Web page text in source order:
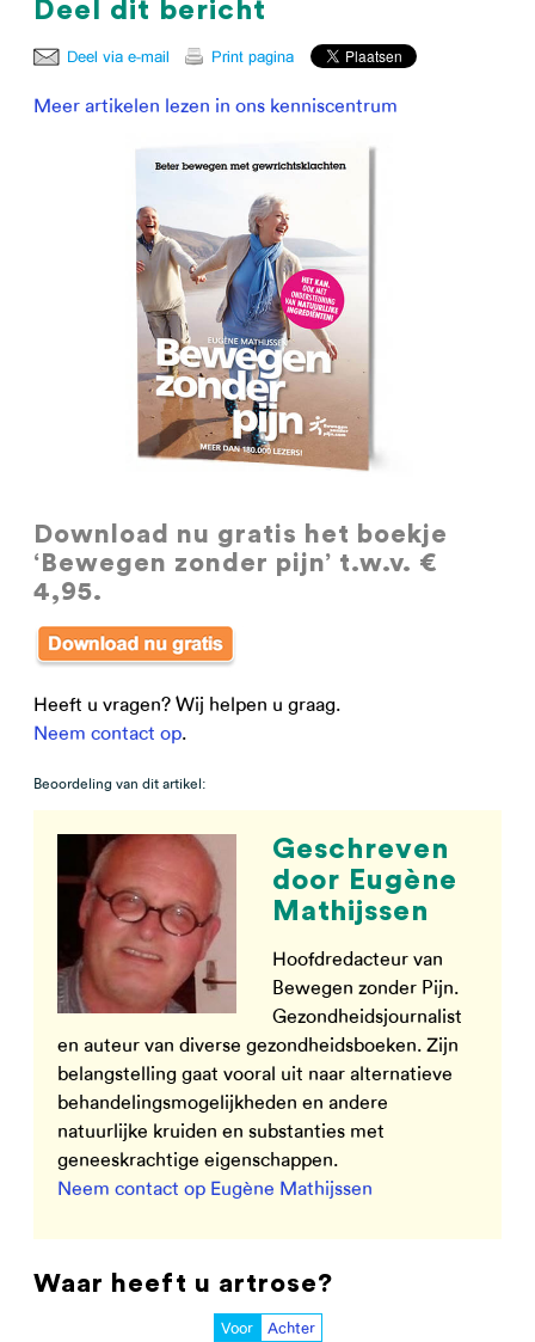
Deel dit bericht
Meer artikelen lezen in ons kenniscentrum
Download nu gratis het boekje
‘Bewegen zonder pijn’ t.w.v. €
4,95.
Heeft u vragen? Wij helpen u graag.
Neem contact op.
Beoordeling van dit artikel:
Geschreven
door Eugène
Mathijssen
Hoofdredacteur van
Bewegen zonder Pijn.
Gezondheidsjournalist
en auteur van diverse gezondheidsboeken. Zijn
belangstelling gaat vooral uit naar alternatieve
behandelingsmogelijkheden en andere
natuurlijke kruiden en substanties met
geneeskrachtige eigenschappen.
Neem contact op Eugène Mathijssen
Waar heeft u artrose?
Voor Achter